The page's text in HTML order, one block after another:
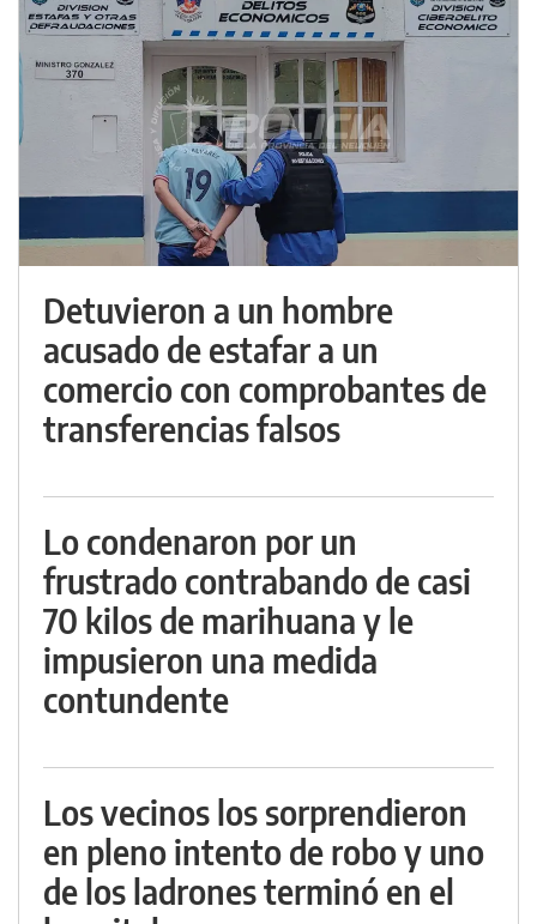
Detuvieron a un hombre
acusado de estafar a un
comercio con comprobantes de
transferencias falsos
Lo condenaron por un
frustrado contrabando de casi
70 kilos de marihuana y le
impusieron una medida
contundente
Los vecinos los sorprendieron
en pleno intento de robo y uno
de los ladrones terminó en el